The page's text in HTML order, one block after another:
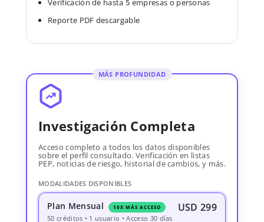
Verificación de hasta 5 empresas o personas
Reporte PDF descargable
MÁS PROFUNDIDAD
Investigación Completa
Acceso completo a todos los datos disponibles
sobre el perfil consultado. Verificación en listas
PEP, noticias de riesgo, historial de cambios, y más.
MODALIDADES DISPONIBLES
Plan Mensual 10X MÁS ACCESO USD 299
50 créditos • 1 usuario • Acceso 30 días